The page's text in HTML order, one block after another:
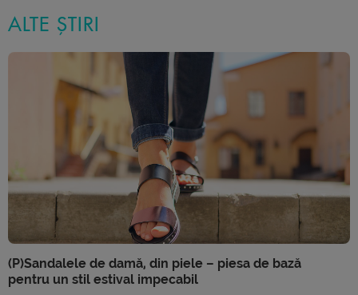
ALTE ȘTIRI
(P)Sandalele de damă, din piele – piesa de bază
pentru un stil estival impecabil